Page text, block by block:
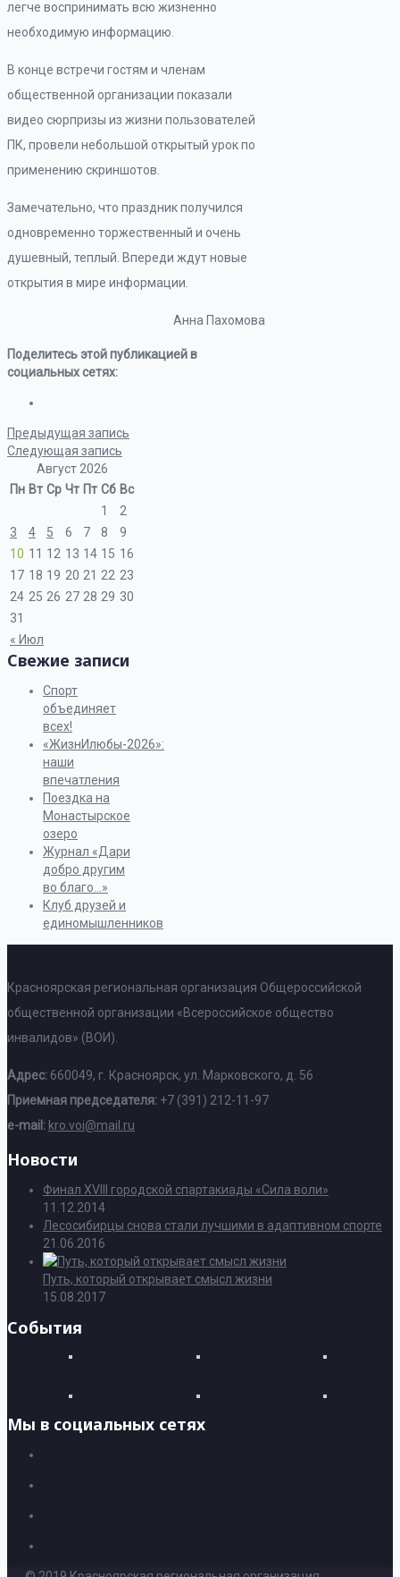
легче воспринимать всю жизненно
необходимую информацию.
В конце встречи гостям и членам
общественной организации показали
видео сюрпризы из жизни пользователей
ПК, провели небольшой открытый урок по
применению скриншотов.
Замечательно, что праздник получился
одновременно торжественный и очень
душевный, теплый. Впереди ждут новые
открытия в мире информации.
Анна Пахомова
Поделитесь этой публикацией в
социальных сетях:
Предыдущая запись
Следующая запись
Август 2026
Пн Вт Ср Чт Пт Сб Вс
« Июл
1
2
3
4 5 6 7 8
9
10 11 12 13 14 15 16
17 18 19 20 21 22 23
24 25 26 27 28 29 30
31
Свежие записи
Спорт
объединяет
всех!
«ЖизнИлюбы-2026»:
наши
впечатления
Поездка на
Монастырское
озеро
Журнал «Дари
добро другим
во благо…»
Клуб друзей и
единомышленников
Красноярская региональная организация Общероссийской
общественной организации «Всероссийское общество
инвалидов» (ВОИ).
Адрес: 660049, г. Красноярск, ул. Марковского, д. 56
Приемная председателя: +7 (391) 212-11-97
e-mail: kro.voi@mail.ru
Новости
Финал XVIII городской спартакиады «Сила воли»
11.12.2014
Лесосибирцы снова стали лучшими в адаптивном спорте
21.06.2016
Путь, который открывает смысл жизни
15.08.2017
События
Мы в социальных сетях